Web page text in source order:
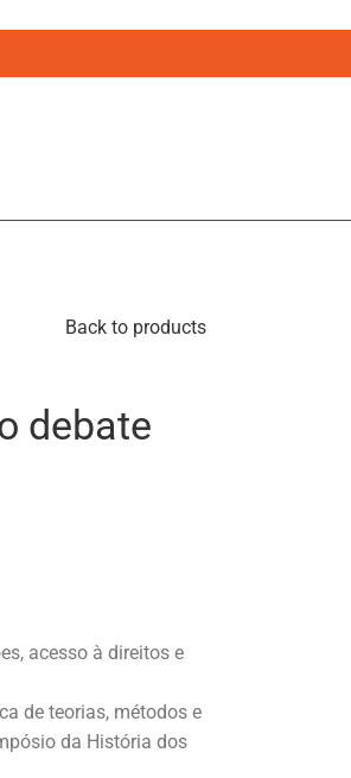
Back to products
debate
acesso à direitos e
de teorias, métodos e
da História dos